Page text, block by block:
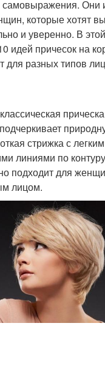
самовыражения. Они
которые хотят
и уверенно. В
идей причесок на
для разных типов
стрижка с
линиями по
подходит для
лицом.